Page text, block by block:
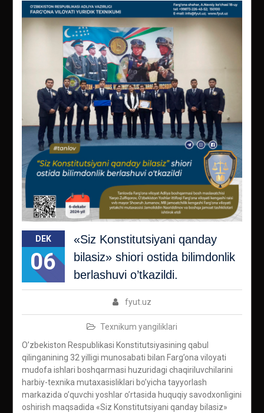
DEK
06
«Siz Konstitutsiyani qanday
bilasiz» shiori ostida bilimdonlik
berlashuvi o’tkazildi.
fyut.uz
Texnikum yangiliklari
O’zbekiston Respublikasi Konstitutsiyasining qabul
qilinganining 32 yilligi munosabati bilan Farg’ona viloyati
mudofa ishlari boshqarmasi huzuridagi chaqiriluvchilarini
harbiy-texnika mutaxasisliklari bo’yicha tayyorlash
markazida o’quvchi yoshlar o’rtasida huquqiy savodxonligini
oshirish maqsadida «Siz Konstitutsiyani qanday bilasiz»